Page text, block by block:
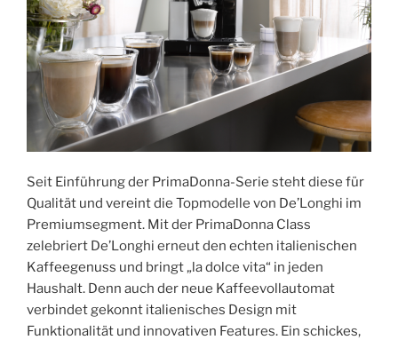
Seit Einführung der PrimaDonna-Serie steht diese für
Qualität und vereint die Topmodelle von De’Longhi im
Premiumsegment. Mit der PrimaDonna Class
zelebriert De’Longhi erneut den echten italienischen
Kaffeegenuss und bringt „la dolce vita“ in jeden
Haushalt. Denn auch der neue Kaffeevollautomat
verbindet gekonnt italienisches Design mit
Funktionalität und innovativen Features. Ein schickes,